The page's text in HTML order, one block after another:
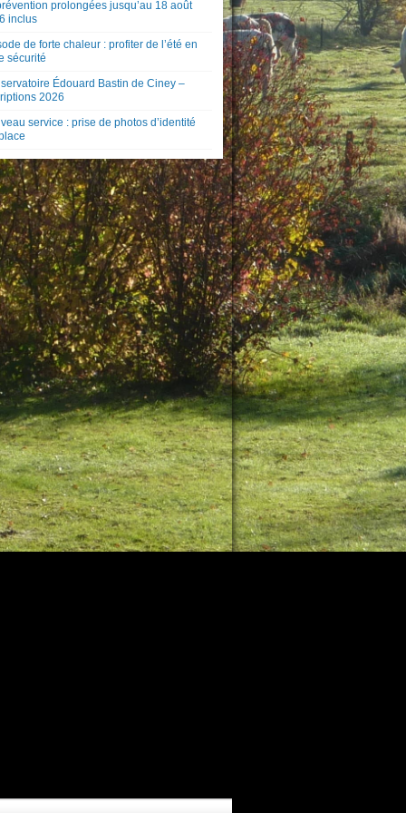
prolongées jusqu’au 18 août
inclus
de forte chaleur : profiter de l’été en
sécurité
Édouard Bastin de Ciney –
2026
service : prise de photos d’identité